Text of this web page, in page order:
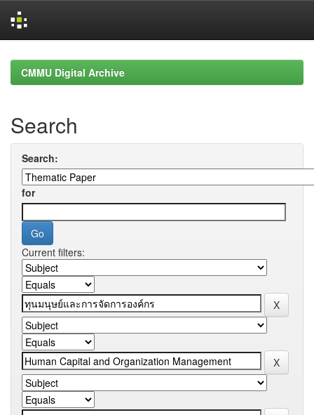
navigationCMMU Digital Archive
Search
Search:
for
Current filters: